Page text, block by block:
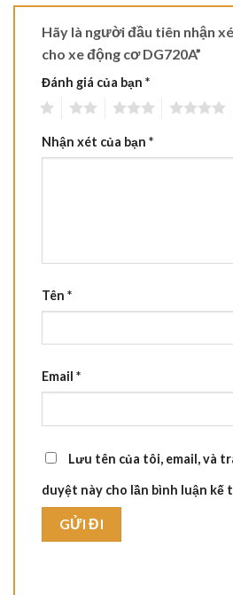
Hãy là người đầu tiên nhận
cho xe động cơ DG720A”
Đánh giá của bạn *
Nhận xét của bạn *
Tên *
Email *
Lưu tên của tôi, email, và
duyệt này cho lần bình luận kế